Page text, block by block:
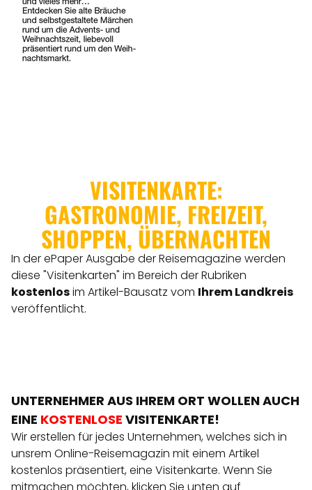
VISITENKARTE:
GASTRONOMIE, FREIZEIT,
SHOPPEN, ÜBERNACHTEN
In der ePaper Ausgabe der Reisemagazine werden
diese "Visitenkarten" im Bereich der Rubriken
kostenlosim Artikel-Bausatz vom Ihrem Landkreis
veröffentlicht.
UNTERNEHMER AUS IHREM ORT WOLLEN AUCH
EINE KOSTENLOSE VISITENKARTE!
Wir erstellen für jedes Unternehmen, welches sich in
unsrem Online-Reisemagazin mit einem Artikel
kostenlos präsentiert, eine Visitenkarte. Wenn Sie
mitmachen möchten, klicken Sie unten auf